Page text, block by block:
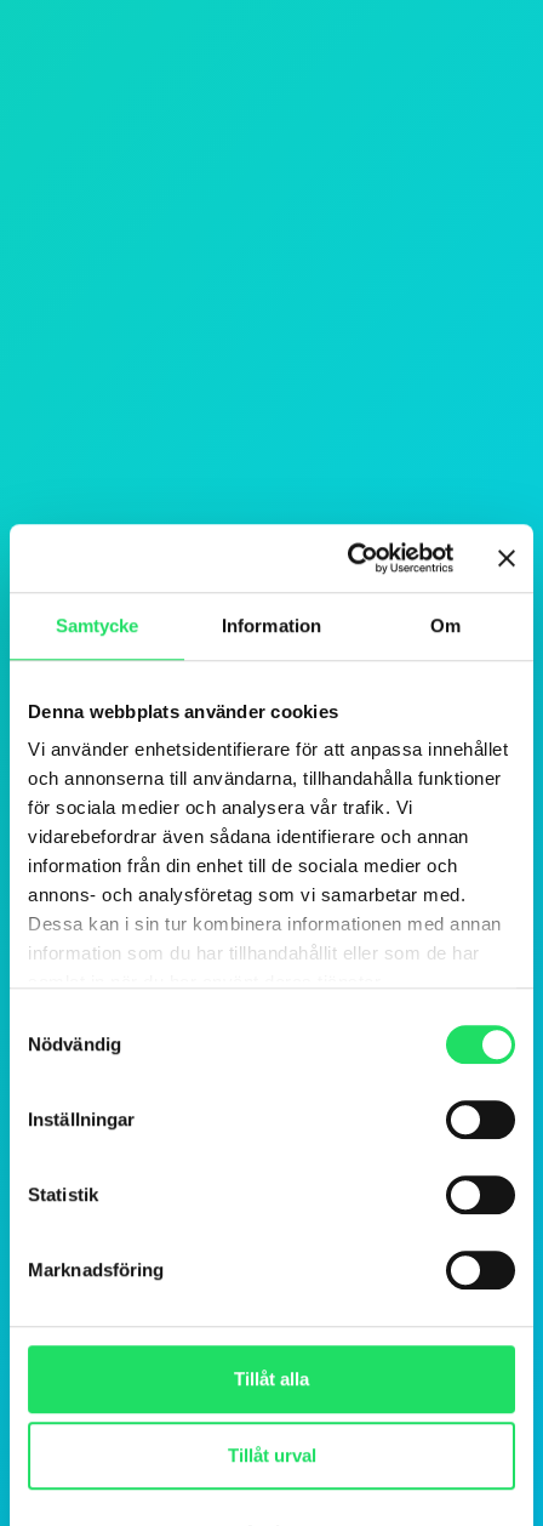
Samtycke Information Om
Denna webbplats använder cookies
Vi använder enhetsidentifierare för att anpassa innehållet
och annonserna till användarna, tillhandahålla funktioner
för sociala medier och analysera vår trafik. Vi
vidarebefordrar även sådana identifierare och annan
information från din enhet till de sociala medier och
annons- och analysföretag som vi samarbetar med.
Dessa kan i sin tur kombinera informationen med annan
information som du har tillhandahållit eller som de har
Nödvändig
Inställningar
Statistik
Marknadsföring
Tillåt alla
Tillåt urval